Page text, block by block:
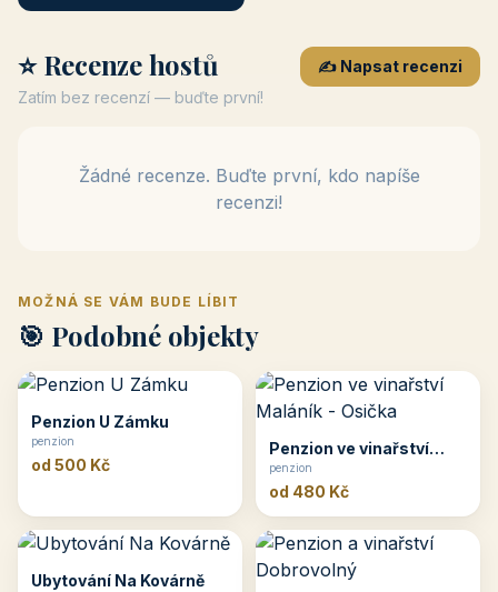
⭐ Recenze hostů
Zatím bez recenzí — buďte první!
✍️ Napsat recenzi
Žádné recenze. Buďte první, kdo napíše
recenzi!
MOŽNÁ SE VÁM BUDE LÍBIT
🎯 Podobné objekty
Penzion U Zámku
penzion
od 500 Kč
Penzion ve vinařství
Maláník - Osička
penzion
od 480 Kč
Ubytování Na Kovárně